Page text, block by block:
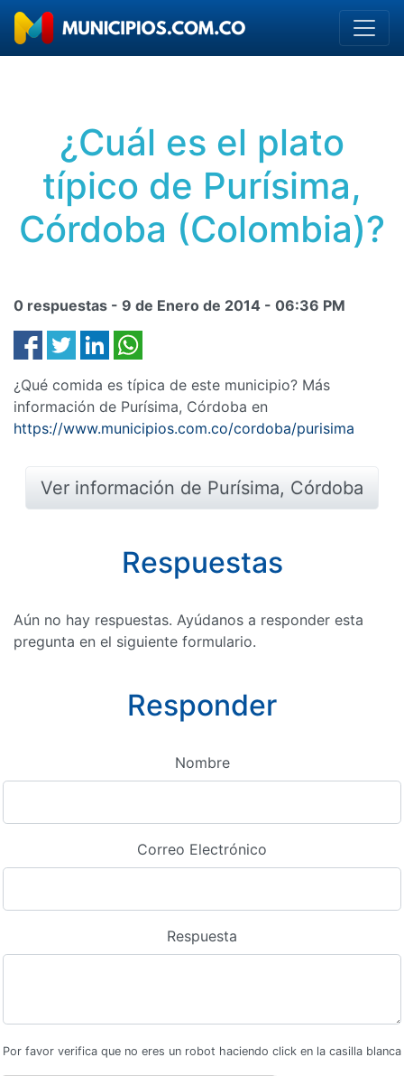
¿Cuál es el plato
típico de Purísima,
Córdoba (Colombia)?
0 respuestas - 9 de Enero de 2014 - 06:36 PM
¿Qué comida es típica de este municipio? Más
información de Purísima, Córdoba en
https://www.municipios.com.co/cordoba/purisima
Ver información de Purísima, Córdoba
Respuestas
Aún no hay respuestas. Ayúdanos a responder esta
pregunta en el siguiente formulario.
Responder
Nombre
Correo Electrónico
Respuesta
Por favor verifica que no eres un robot haciendo click en la casilla blanca